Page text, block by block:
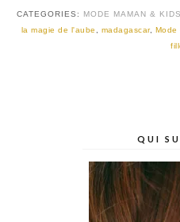
CATEGORIES: MODE MAMAN & KIDS
la magie de l'aube
madagascar, Mode
QUI